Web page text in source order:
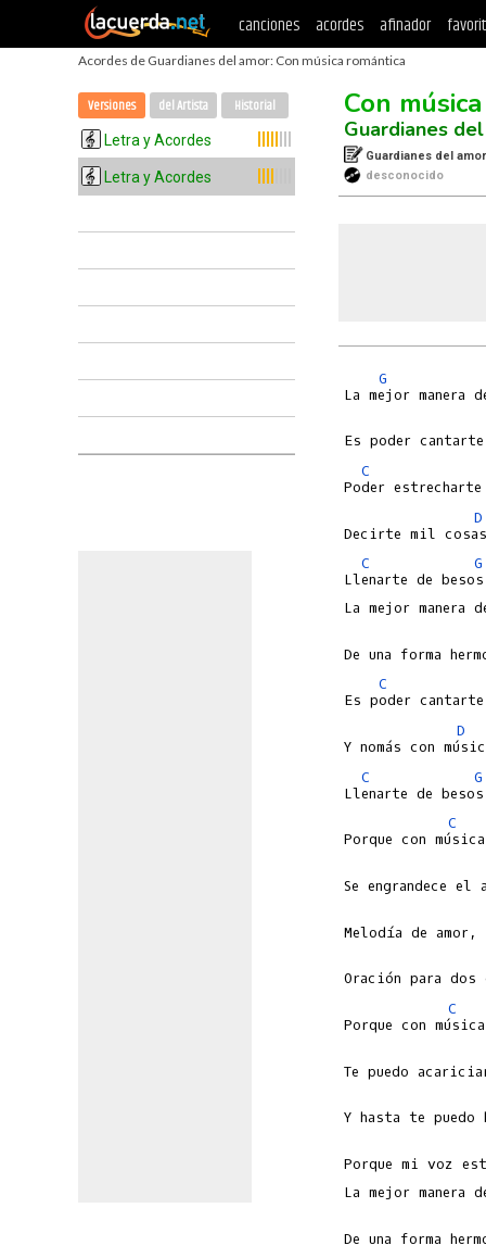
canciones acordes afinador
Acordes de Guardianes del amor: Con música romántica
Versiones del Artista Historial
Letra y Acordes
Letra y Acordes
Con
Guardianes
Guardianes del
desconocido
G
C
D
C
G
Llenarte de besos
C
D
C
G
C
C
Porque mi voz